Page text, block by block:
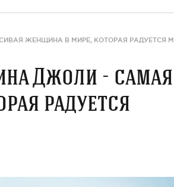
ЖЕНЩИНА В МИРЕ, КОТОРАЯ РАДУЕТСЯ
Джоли - самая
радуется